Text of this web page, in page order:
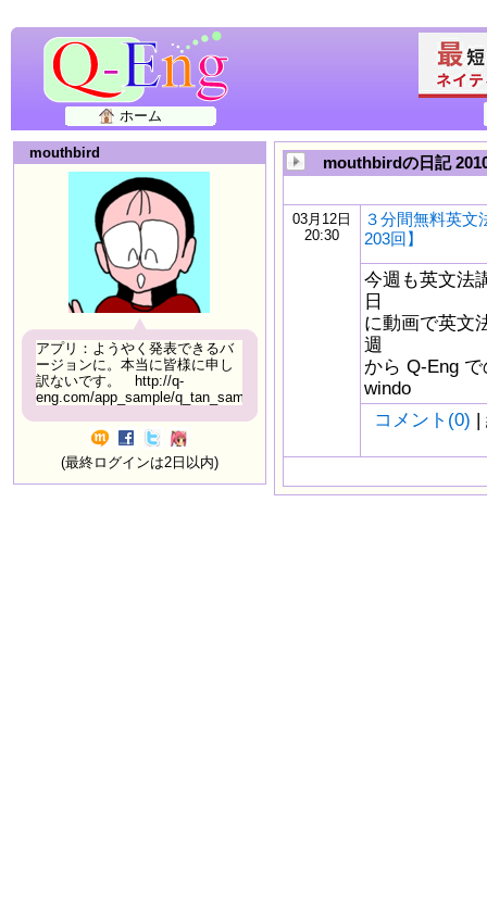
ホーム
mouthbird
アプリ：ようやく発表できるバ
ージョンに。本当に皆様に申し
訳ないです。 http://q-
eng.com/app_sample/q_tan_sample06.html
(最終ログインは2日以内)
mouthbirdの日記
03月12日
20:30
３分間無料英文
203回】
今週も英文法
日
に動画で英文
週
から Q-Eng
windo
コメント(0) |